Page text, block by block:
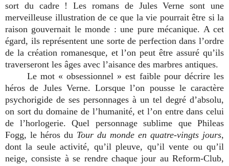
sort du cadre ! Les romans de Jules Verne sont une
merveilleuse illustration de ce que la vie pourrait être si la
raison gouvernait le monde : une pure mécanique. A cet
égard, ils représentent une sorte de perfection dans l’ordre
de la création romanesque, et l’on peut être assuré qu’ils
traverseront les âges avec l’aisance des marbres antiques.
Le mot « obsessionnel » est faible pour décrire les
héros de Jules Verne. Lorsque l’on pousse le caractère
psychorigide de ses personnages à un tel degré d’absolu,
on sort du domaine de l’humanité, et l’on entre dans celui
de l’horlogerie. Quel personnage sublime que Phileas
Fogg, le héros du Tour du monde en quatre-vingts jours,
dont la seule activité, qu’il pleuve, qu’il vente ou qu’il
neige, consiste à se rendre chaque jour au Reform-Club,